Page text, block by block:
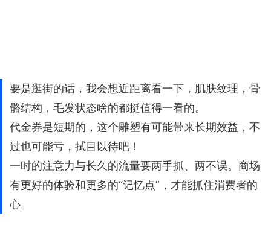
要是逛街的话，我会想近距离看一下，肌肤纹理，骨
骼结构，毛发状态啥的都挺值得一看的。
代金券是短期的，这个雕塑有可能带来长期效益，不
过也可能亏，拭目以待吧！
一时的注意力与长久的流量要两手抓、两不误。商场
有更好的体验和更多的“记忆点”，才能抓住消费者的
心。